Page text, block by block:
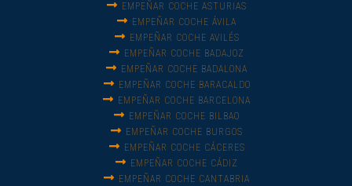
EMPEÑAR COCHE ASTURIAS
EMPEÑAR COCHE ÁVILA
EMPEÑAR COCHE AVILÉS
EMPEÑAR COCHE BADAJOZ
EMPEÑAR COCHE BADALONA
EMPEÑAR COCHE BARACALDO
EMPEÑAR COCHE BARCELONA
EMPEÑAR COCHE BILBAO
EMPEÑAR COCHE BURGOS
EMPEÑAR COCHE CÁCERES
EMPEÑAR COCHE CÁDIZ
EMPEÑAR COCHE CANTABRIA